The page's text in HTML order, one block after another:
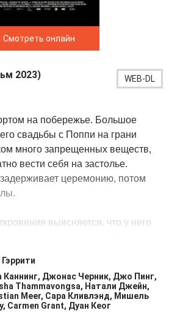
Смотреть онлайн
2023) WEB-DL
на побережье. Большое
свадьбы с Поппи на грани
много запрещенных веществ,
вести себя на застолье.
церемонию, потом
выясняется, что у него
роман с другой
и параллельно крутит роман с
этих семей пересекаются
время церемонии. Хронология
в обратном порядке.
Каннинг, Джонас Черник, Джо Пинг,
Thammavongsa, Натали Джейн,
Meer, Сара Кливлэнд, Мишель
Carmen Grant, Дуан Кеог